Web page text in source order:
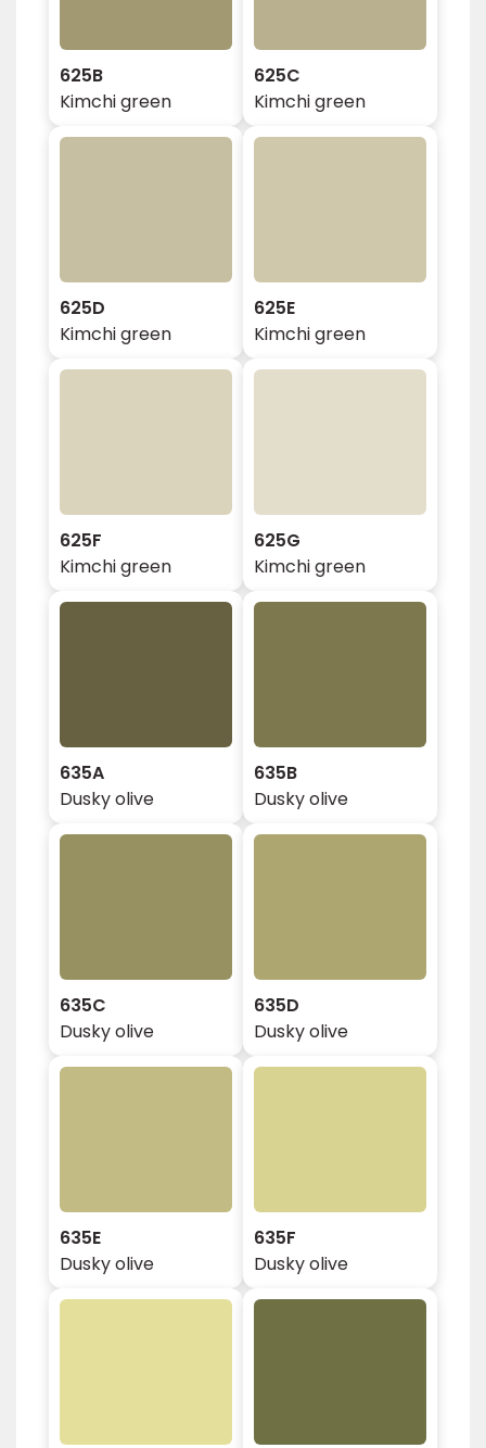
625B
Kimchi green
625C
Kimchi green
625D
Kimchi green
625E
Kimchi green
625F
Kimchi green
625G
Kimchi green
635A
Dusky olive
635B
Dusky olive
635C
Dusky olive
635D
Dusky olive
635E
Dusky olive
635F
Dusky olive